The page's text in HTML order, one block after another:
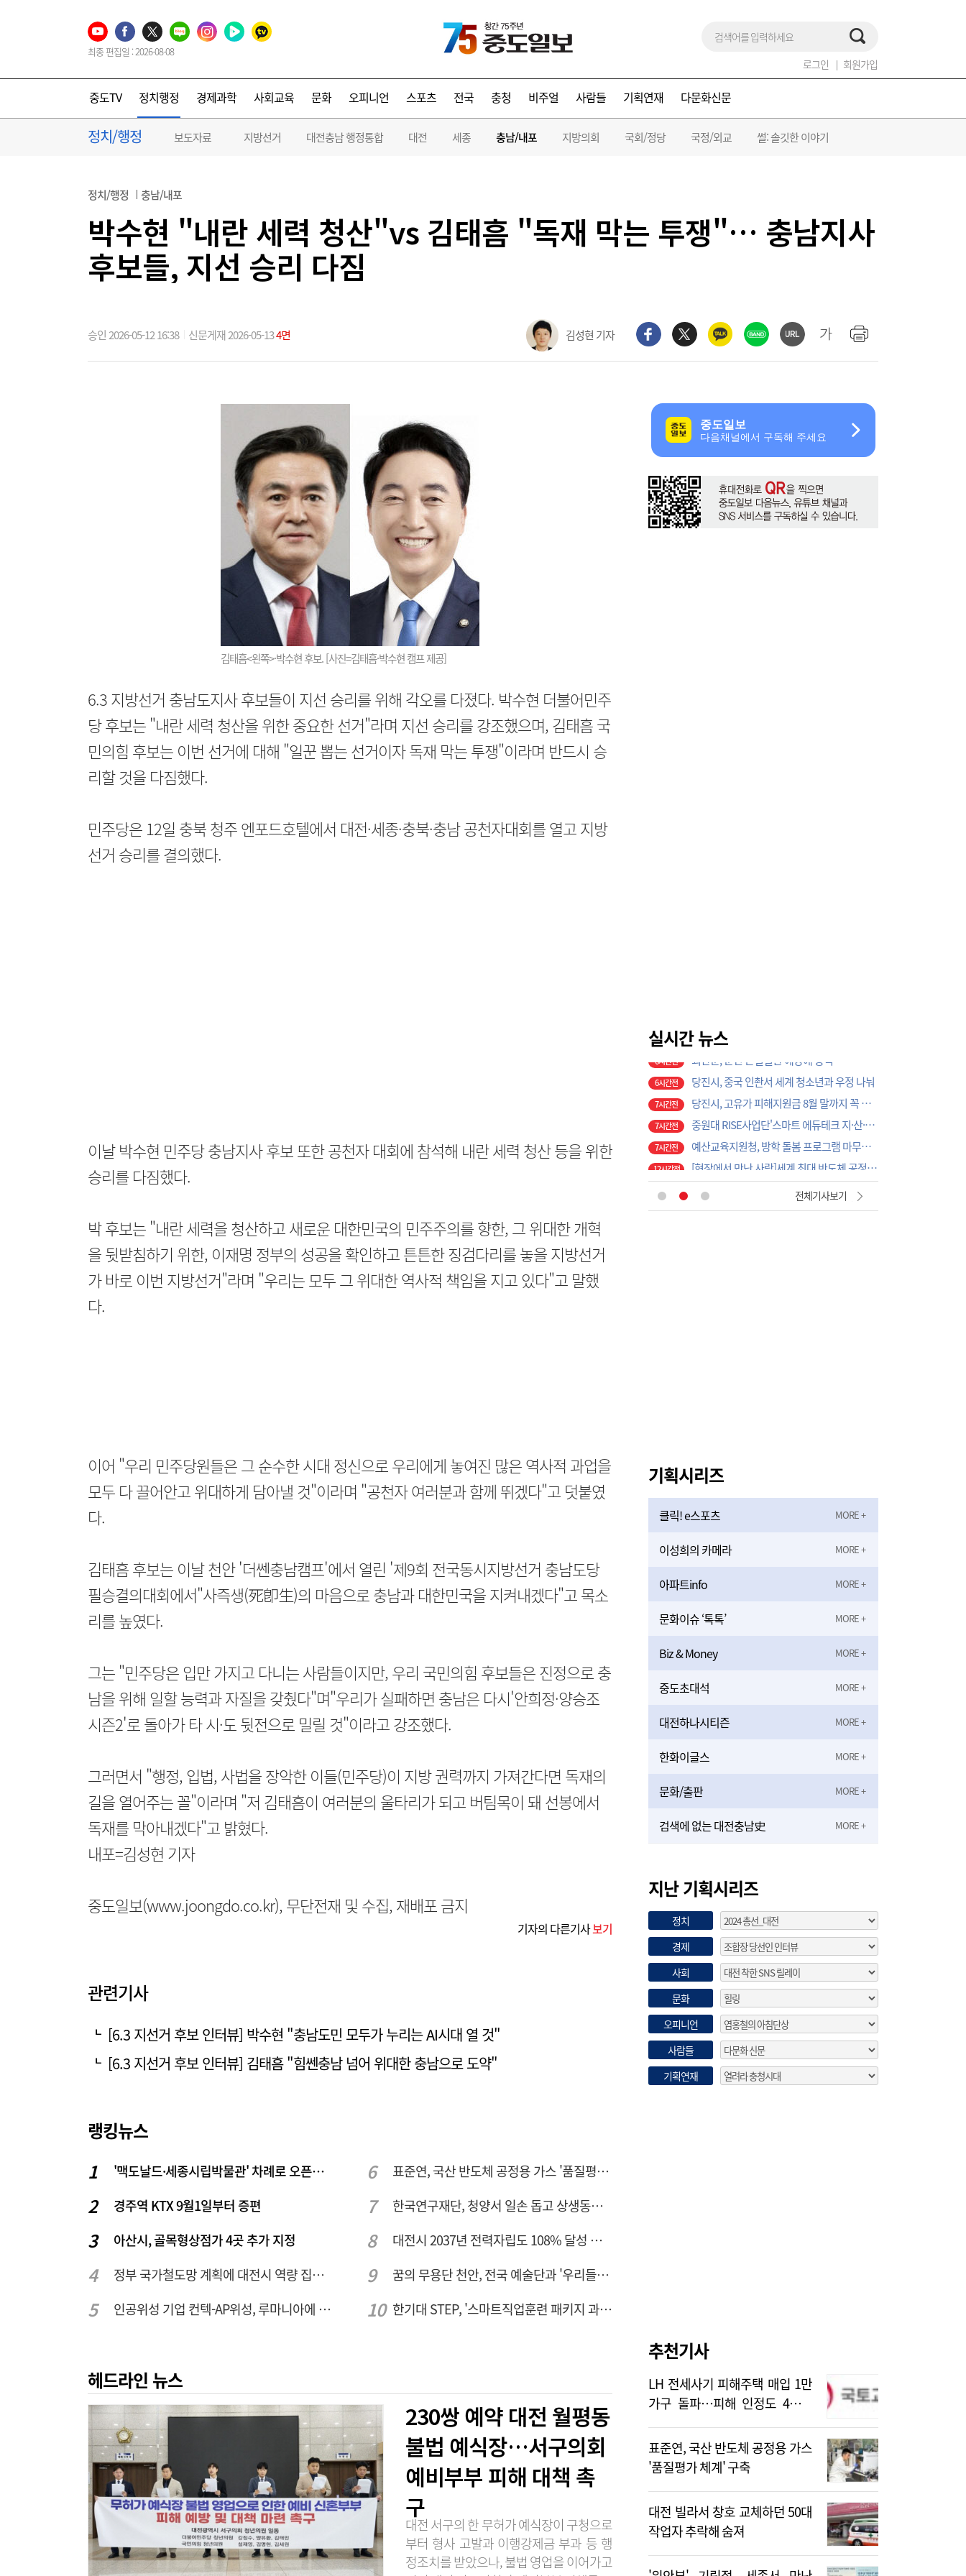
최종 편집일 : 2026-08-08
로그인 회원가입
중도TV 정치행정 경제과학 사회교육 문화 오피니언 스포츠 전국 충청 비주얼 사람들 기획연재 다문화신문
정치/행정 보도자료 지방선거 대전충남 행정통합 대전 세종 충남/내포 지방의회 국회/정당 국정/외교 썰: 솔깃한 이야기
정치/행정 충남/내포
박수현 "내란 세력 청산"vs 김태흠 "독재 막는 투쟁"… 충남지사
후보들, 지선 승리 다짐
승인 2026-05-12 16:38 신문게재 2026-05-134면 김성현 기자
김태흠<왼쪽>·박수현 후보. [사진=김태흠·박수현 캠프 제공]
6.3 지방선거 충남도지사 후보들이 지선 승리를 위해 각오를 다졌다. 박수현 더불어민주
당 후보는 "내란 세력 청산을 위한 중요한 선거"라며 지선 승리를 강조했으며, 김태흠 국
민의힘 후보는 이번 선거에 대해 "일꾼 뽑는 선거이자 독재 막는 투쟁"이라며 반드시 승
리할 것을 다짐했다.
민주당은 12일 충북 청주 엔포드호텔에서 대전·세종·충북·충남 공천자대회를 열고 지방
선거 승리를 결의했다.
이날 박수현 민주당 충남지사 후보 또한 공천자 대회에 참석해 내란 세력 청산 등을 위한
승리를 다짐했다.
박 후보는 "내란 세력을 청산하고 새로운 대한민국의 민주주의를 향한, 그 위대한 개혁
을 뒷받침하기 위한, 이재명 정부의 성공을 확인하고 튼튼한 징검다리를 놓을 지방선거
가 바로 이번 지방선거"라며 "우리는 모두 그 위대한 역사적 책임을 지고 있다"고 말했
다.
이어 "우리 민주당원들은 그 순수한 시대 정신으로 우리에게 놓여진 많은 역사적 과업을
모두 다 끌어안고 위대하게 담아낼 것"이라며 "공천자 여러분과 함께 뛰겠다"고 덧붙였
다.
김태흠 후보는 이날 천안 '더쎈충남캠프'에서 열린 '제9회 전국동시지방선거 충남도당
필승결의대회에서"사즉생(死卽生)의 마음으로 충남과 대한민국을 지켜내겠다"고 목소
리를 높였다.
그는 "민주당은 입만 가지고 다니는 사람들이지만, 우리 국민의힘 후보들은 진정으로 충
남을 위해 일할 능력과 자질을 갖췄다"며"우리가 실패하면 충남은 다시'안희정·양승조
시즌2'로 돌아가 타 시·도 뒷전으로 밀릴 것"이라고 강조했다.
그러면서 "행정, 입법, 사법을 장악한 이들(민주당)이 지방 권력까지 가져간다면 독재의
길을 열어주는 꼴"이라며 "저 김태흠이 여러분의 울타리가 되고 버팀목이 돼 선봉에서
독재를 막아내겠다"고 밝혔다.
내포=김성현 기자
중도일보(www.joongdo.co.kr), 무단전재 및 수집, 재배포 금지
기자의 다른기사보기
관련기사
[6.3 지선거 후보 인터뷰] 박수현 "충남도민 모두가 누리는 AI시대 열 것"
[6.3 지선거 후보 인터뷰] 김태흠 "힘쎈충남 넘어 위대한 충남으로 도약"
랭킹뉴스
'맥도날드·세종시립박물관' 차례로 오픈… 고운동 정주여건 좋아진다
경주역 KTX 9월1일부터 증편
아산시, 골목형상점가 4곳 추가 지정
정부 국가철도망 계획에 대전시 역량 집중해야
인공위성 기업 컨텍-AP위성, 루마니아에 지상국 시스템 전수
표준연, 국산 반도체 공정용 가스 '품질평가 체계' 구축
한국연구재단, 청양서 일손 돕고 상생동반 친구맺기 봉사활동
대전시 2037년 전력자립도 108% 달성 관건은 '주민 수용성'
꿈의 무용단 천안, 전국 예술단과 '우리들의 하모니' 선보여
한기대 STEP, '스마트직업훈련 패키지 과정 3기' 모집
헤드라인 뉴스
230쌍 예약 대전 월평동
불법 예식장…서구의회
예비부부 피해 대책 촉
구
대전 서구의 한 무허가 예식장이 구청으로
부터 형사 고발과 이행강제금 부과 등 행
정조치를 받았으나, 불법 영업을 이어가고
실시간 뉴스
6시간전
괴산군, 군민 온열질환 예방에 총력
6시간전 당진시, 중국 인촨서 세계 청소년과 우정 나눠
7시간전
7시간전
7시간전
12시간전
3시간전 '위안부' 기림절, 세종서 만난다… 역사의 아픔 치유, '평화의 장'
4시간전
전체기사보기
기획시리즈
클릭! e스포츠
이성희의 카메라
아파트info
문화이슈 ‘톡톡’
Biz & Money
중도초대석
대전하나시티즌
한화이글스
문화/출판
검색에 없는 대전충남史
지난 기획시리즈
정치
경제
사회
문화
오피니언
사람들
기획연재
추천기사
LH 전세사기 피해주택 매입 1만
가구 돌파…피해 인정도 4만건
넘어
표준연, 국산 반도체 공정용 가스
'품질평가 체계' 구축
대전 빌라서 창호 교체하던 50대
작업자 추락해 숨져